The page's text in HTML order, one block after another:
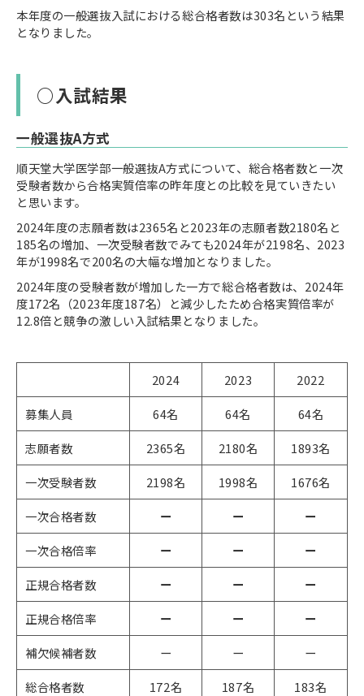
本年度の一般選抜入試における総合格者数は303名という結果
となりました。​​​​​​​
○入試結果
一般選抜A方式
順天堂大学医学部一般選抜A方式について、総合格者数と一次
受験者数から合格実質倍率の昨年度との比較を見ていきたい
と思います。
2024年度の志願者数は2365名と2023年の志願者数2180名と
185名の増加、一次受験者数でみても2024年が2198名、2023
年が1998名で200名の大幅な増加となりました。
2024年度の受験者数が増加した一方で総合格者数は、2024年
度172名（2023年度187名）と減少したため合格実質倍率が
12.8倍と競争の激しい入試結果となりました。
2024 2023
2022
募集人員
64名 64名
64名
志願者数
2365名 2180名
1893名
一次受験者数
2198名 1998名
1676名
一次合格者数
ー ー
ー
一次合格倍率
ー ー
ー
正規合格者数
ー ー
ー
正規合格倍率
ー ー
ー
補欠候補者数
ー ー
ー
総合格者数
172名 187名
183名